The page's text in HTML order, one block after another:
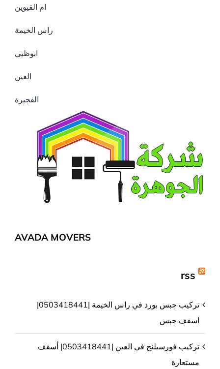
ام القيوين
راس الخيمة
ابوظبي
العين
الفجيرة
AVADA MOVERS
rss
تركيب جبس بورد في راس الخيمة |0503418441|
اسقف جبس
تركيب فورسيلنج في العين |0503418441| أسقف
مستعارة